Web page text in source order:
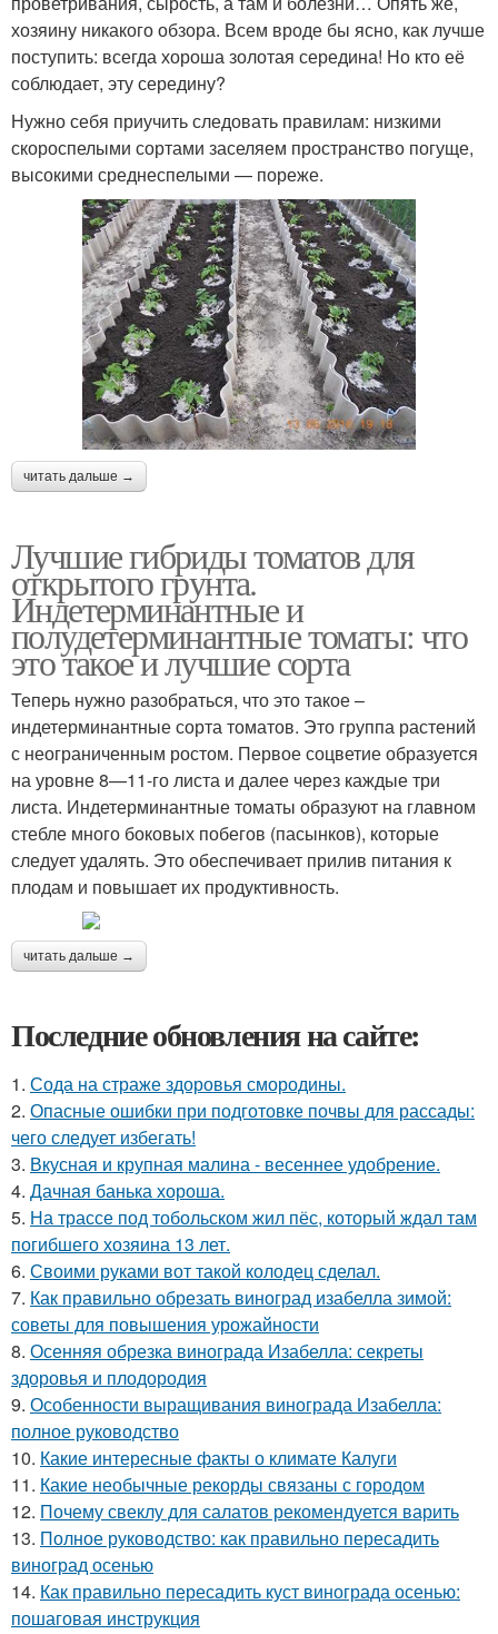
хозяину никакого обзора. Всем вроде бы ясно, как лучше
поступить: всегда хороша золотая середина! Но кто её
соблюдает, эту середину?
Нужно себя приучить следовать правилам: низкими
скороспелыми сортами заселяем пространство погуще,
высокими среднеспелыми — пореже.
читать дальше →
Лучшие гибриды томатов для
открытого грунта.
Индетерминантные и
полудетерминантные томаты: что
это такое и лучшие сорта
Теперь нужно разобраться, что это такое –
индетерминантные сорта томатов. Это группа растений
с неограниченным ростом. Первое соцветие образуется
на уровне 8—11-го листа и далее через каждые три
листа. Индетерминантные томаты образуют на главном
стебле много боковых побегов (пасынков), которые
следует удалять. Это обеспечивает прилив питания к
плодам и повышает их продуктивность.
читать дальше →
Последние обновления на сайте:
1. Сода на страже здоровья смородины.
2. Опасные ошибки при подготовке почвы для рассады:
чего следует избегать!
3. Вкусная и крупная малина - весеннее удобрение.
4. Дачная банька хороша.
5. На трассе под тобольском жил пёс, который ждал там
погибшего хозяина 13 лет.
6. Своими руками вот такой колодец сделал.
7. Как правильно обрезать виноград изабелла зимой:
советы для повышения урожайности
8. Осенняя обрезка винограда Изабелла: секреты
здоровья и плодородия
9. Особенности выращивания винограда Изабелла:
полное руководство
10. Какие интересные факты о климате Калуги
11. Какие необычные рекорды связаны с городом
12. Почему свеклу для салатов рекомендуется варить
13. Полное руководство: как правильно пересадить
виноград осенью
14. Как правильно пересадить куст винограда осенью:
пошаговая инструкция